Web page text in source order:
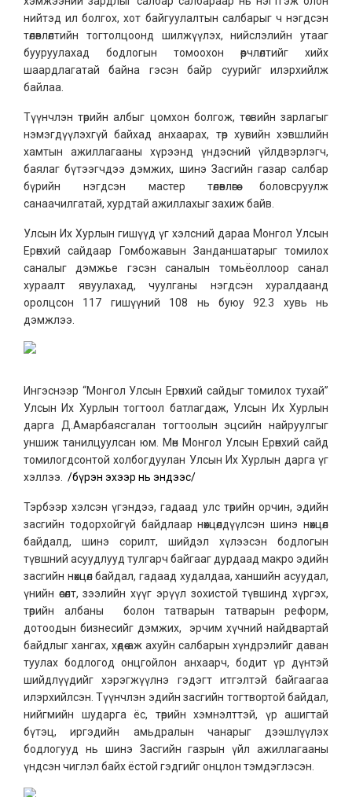
нийтэд ил болгох, хот байгуулалтын салбарыг ч нэгдсэн
төлөвлөлтийн тогтолцоонд шилжүүлэх, нийслэлийн утааг
бууруулахад бодлогын томоохон өөрчлөлтийг хийх
шаардлагатай байна гэсэн байр суурийг илэрхийлж
байлаа.
Түүнчлэн төрийн албыг цомхон болгож, төсвийн зарлагыг
нэмэгдүүлэхгүй байхад анхаарах, төр хувийн хэвшлийн
хамтын ажиллагааны хүрээнд үндэсний үйлдвэрлэгч,
баялаг бүтээгчдээ дэмжих, шинэ Засгийн газар салбар
бүрийн нэгдсэн мастер төлөвлөгөө боловсруулж
санаачилгатай, хурдтай ажиллахыг захиж байв.
Улсын Их Хурлын гишүүд үг хэлсний дараа Монгол Улсын
Ерөнхий сайдаар Гомбожавын Занданшатарыг томилох
саналыг дэмжье гэсэн саналын томьёоллоор санал
хураалт явуулахад, чуулганы нэгдсэн хуралдаанд
оролцсон 117 гишүүний 108 нь буюу 92.3 хувь нь
дэмжлээ.
Ингэснээр “Монгол Улсын Ерөнхий сайдыг томилох тухай”
Улсын Их Хурлын тогтоол батлагдаж, Улсын Их Хурлын
дарга Д.Амарбаясгалан тогтоолын эцсийн найруулгыг
уншиж танилцуулсан юм. Мөн Монгол Улсын Ерөнхий сайд
томилогдсонтой холбогдуулан Улсын Их Хурлын дарга үг
хэллээ. /бүрэн эхээр нь эндээс/
Тэрбээр хэлсэн үгэндээ, гадаад улс төрийн орчин, эдийн
засгийн тодорхойгүй байдлаар нөхцөлдүүлсэн шинэ нөхцөл
байдалд, шинэ сорилт, шийдэл хүлээсэн бодлогын
түвшний асуудлууд тулгарч байгааг дурдаад макро эдийн
засгийн нөхцөл байдал, гадаад худалдаа, ханшийн асуудал,
үнийн өсөлт, зээлийн хүүг эрүүл зохистой түвшинд хүргэх,
төрийн албаны болон татварын татварын реформ,
дотоодын бизнесийг дэмжих, эрчим хүчний найдвартай
байдлыг хангах, хөдөө аж ахуйн салбарын хүндрэлийг даван
туулах бодлогод онцгойлон анхаарч, бодит үр дүнтэй
шийдлүүдийг хэрэгжүүлнэ гэдэгт итгэлтэй байгаагаа
илэрхийлсэн. Түүнчлэн эдийн засгийн тогтвортой байдал,
нийгмийн шударга ёс, төрийн хэмнэлттэй, үр ашигтай
бүтэц, иргэдийн амьдралын чанарыг дээшлүүлэх
бодлогууд нь шинэ Засгийн газрын үйл ажиллагааны
үндсэн чиглэл байх ёстой гэдгийг онцлон тэмдэглэсэн.